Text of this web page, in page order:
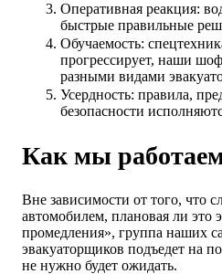
Оперативная реакция:
быстрые правильные
Обучаемость:
прогрессирует, наши
разными видами
Усердность: правила,
безопасности
Как мы
Вне зависимости от того, что
автомобилем, плановая ли это
промедления», группа наших
эвакуаторщиков подъедет на
не нужно будет ожидать.